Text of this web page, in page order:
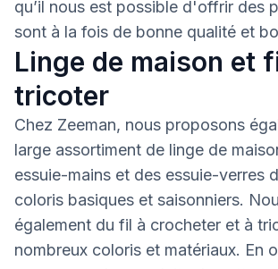
qu’il nous est possible d'offrir des
sont à la fois de bonne qualité et
Linge de maison et
tricoter
Chez Zeeman, nous proposons
large assortiment de linge de
essuie-mains et des essuie-verres
coloris basiques et saisonniers.
également du fil à crocheter et à
nombreux coloris et matériaux. En